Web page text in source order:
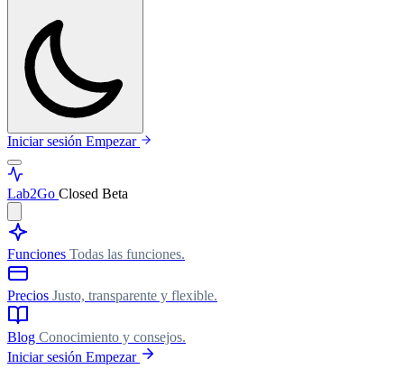
Iniciar sesión Empezar
Lab2Go Closed Beta
Funciones Todas las funciones.
Precios Justo, transparente y flexible.
Blog Conocimiento y consejos.
Iniciar sesión Empezar